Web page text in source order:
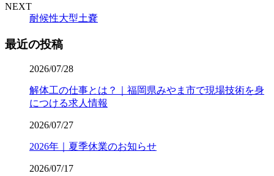
NEXT
耐候性大型土嚢
最近の投稿
2026/07/28
解体工の仕事とは？｜福岡県みやま市で現場技術を身
につける求人情報
2026/07/27
2026年｜夏季休業のお知らせ
2026/07/17